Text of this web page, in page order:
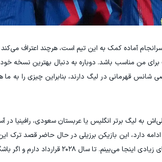
آماده کمک به این تیم است، هرچند اعتراف
من مناسب باشد. دوباره به دنبال بهترین نسخه
شانس قهرمانی در لیگ دارند، بنابراین چیزی را به ما
به لیگ برتر انگلیس یا عربستان سعودی، رافینیا در
دارد، این بازیکن برزیلی در حال حاضر قصد ترک این
دارم و اگر باشگاه بخواهد با من صحبت کند، آماده‌ام.»